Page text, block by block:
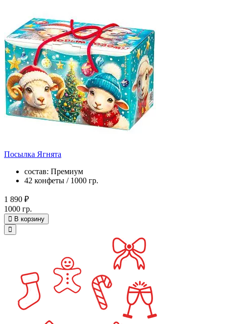
Посылка Ягнята
состав: Премиум
42 конфеты / 1000 гр.
1 890 ₽
1000 гр.
В корзину